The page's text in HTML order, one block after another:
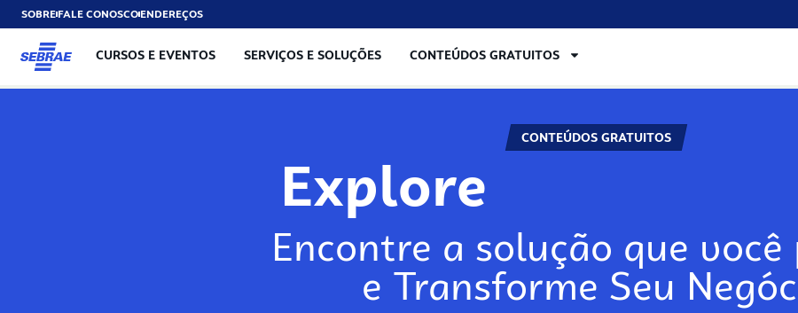
SOBREFALE CONOSCOENDEREÇOS
CURSOS E EVENTOS SERVIÇOS E SOLUÇÕES CONTEÚDOS GRATUITOS
CONTEÚDOS GRATUITOS
Explore
Encontre a solução que você
e Transforme Seu